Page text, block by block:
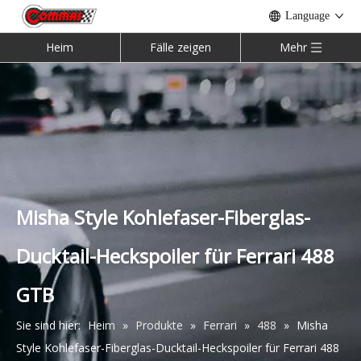
Language
Heim Fälle zeigen Mehr
Misha Style Kohlefaser-Fiberglas-
Ducktail-Heckspoiler für Ferrari 488
GTB
Sie sind hier: Heim » Produkte » Ferrari » 488 » Misha
Style Kohlefaser-Fiberglas-Ducktail-Heckspoiler für Ferrari 488
Novitec Style Glasfaser-Bodykit für Ferrari 488 Mansory Style Kohlefaser-Heckspoilerflügel für Ferrari 812
Karosserie-Kit aus halber Kohlefaser im Pista-Stil für Ferrari 488 Mansory Style Kohlefaser-Glasfaser-Bodykit für Ferrari 488